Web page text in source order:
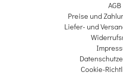
AGB
Preise und
Liefer- und
Cookie-